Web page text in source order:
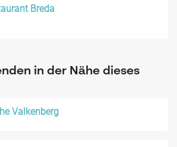
Breda
in der Nähe dieses
Valkenberg